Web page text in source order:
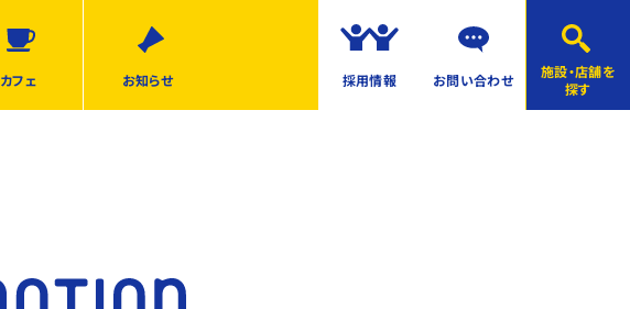
施設・店舗を
探す
カフェ お知らせ 採用情報 お問い合わせ